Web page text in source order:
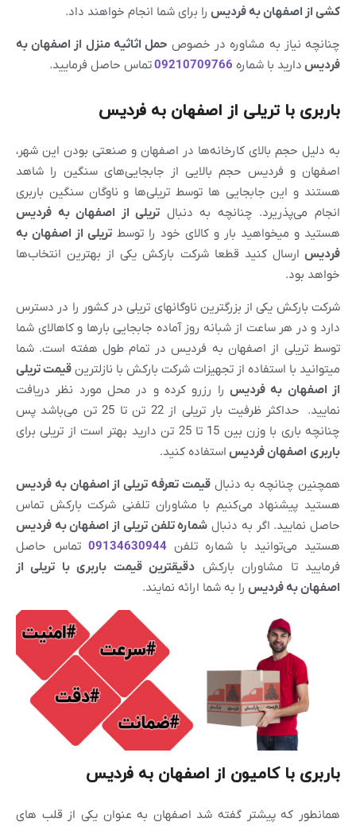
کشی از اصفهانبه فردیس را برای شما انجام خواهند داد.
چنانچه نیاز به مشاوره در خصوص حمل اثاثیه منزل از اصفهان به
فردیس دارید با شماره 09210709766تماس حاصل فرمایید.
باربری با تریلی از اصفهان به فردیس
به دلیل حجم بالای کارخانه‌ها در اصفهان و صنعتی بودن این شهر،
اصفهان و فردیس حجم بالایی از جابجایی‌های سنگین را شاهد
هستند و این جابجایی ها توسط تریلی‌ها و ناوگان سنگین باربری
انجام می‌پذریرد. چنانچه به دنبال تریلی از اصفهانبه فردیس
هستید و میخواهید بار و کالای خود را توسط تریلی از اصفهان به
فردیس ارسال کنید قطعا شرکت بارکش یکی از بهترین انتخاب‌ها
خواهد بود.
شرکت بارکش یکی از بزرگترین ناوگانهای تریلی در کشور را در دسترس
دارد و در هر ساعت از شبانه روز آماده جابجایی بارها و کاهالای شما
توسط تریلی از اصفهان به فردیس در تمام طول هفته است. شما
میتوانید با استفاده از تجهیزات شرکت بارکش با نازلترین قیمت تریلی
از اصفهان به فردیس را رزرو کرده و در محل مورد نظر دریافت
نمایید. حداکثر ظرفیت بار تریلی از 22 تن تا 25 تن می‌باشد پس
چنانچه باری با وزن بین 15 تا 25 تن دارید بهتر است از تریلی برای
باربری اصفهانفردیس استفاده کنید.
همچنین چنانچه به دنبالقیمت تعرفه تریلی از اصفهانبه فردیس
هستید پیشنهاد می‌کنیم با مشاوران تلفنی شرکت بارکش تماس
حاصل نمایید. اگر به دنبال شماره تلفن تریلی از اصفهانبه فردیس
هستید می‌توانید با شماره تلفن 09134630944 تماس حاصل
فرمایید تا مشاوران بارکش دقیقترین قیمت باربری با تریلی از
اصفهانبهفردیس را به شما ارائه نمایند.
باربری با کامیون از اصفهان به فردیس
همانطور که پیشتر گفته شد اصفهان به عنوان یکی از قلب های